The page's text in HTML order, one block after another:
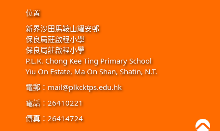
位置
新界沙田馬鞍山耀安邨
保良局莊啟程小學
保良局莊啟程小學
P.L.K. Chong Kee Ting Primary School
Yiu On Estate, Ma On Shan, Shatin, N.T.
電郵： mail@plkcktps.edu.hk
電話：26410221
傳真：26414724